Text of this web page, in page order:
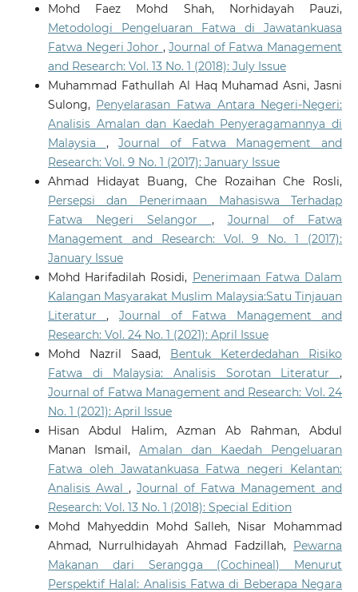
Mohd Faez Mohd Shah, Norhidayah Pauzi,
Metodologi Pengeluaran Fatwa di Jawatankuasa
Fatwa Negeri Johor ,Journal of Fatwa Management
and Research: Vol. 13 No. 1 (2018): July Issue
Muhammad Fathullah Al Haq Muhamad Asni, Jasni
Sulong, Penyelarasan Fatwa Antara Negeri-Negeri:
Analisis Amalan dan Kaedah Penyeragamannya di
Malaysia ,Journal of Fatwa Management and
Research: Vol. 9 No. 1 (2017): January Issue
Ahmad Hidayat Buang, Che Rozaihan Che Rosli,
Persepsi dan Penerimaan Mahasiswa Terhadap
Fatwa Negeri Selangor , Journal of Fatwa
Management and Research: Vol. 9 No. 1 (2017):
January Issue
Mohd Harifadilah Rosidi, Penerimaan Fatwa Dalam
Kalangan Masyarakat Muslim Malaysia:Satu Tinjauan
Literatur, Journal of Fatwa Management and
Research: Vol. 24 No. 1 (2021): April Issue
Mohd Nazril Saad, Bentuk Keterdedahan Risiko
Fatwa di Malaysia: Analisis Sorotan Literatur,
Journal of Fatwa Management and Research: Vol. 24
No. 1 (2021): April Issue
Hisan Abdul Halim, Azman Ab Rahman, Abdul
Manan Ismail, Amalan dan Kaedah Pengeluaran
Fatwa oleh Jawatankuasa Fatwa negeri Kelantan:
Analisis Awal ,Journal of Fatwa Management and
Research: Vol. 13 No. 1 (2018): Special Edition
Mohd Mahyeddin Mohd Salleh, Nisar Mohammad
Ahmad, Nurrulhidayah Ahmad Fadzillah, Pewarna
Makanan dari Serangga (Cochineal) Menurut
Perspektif Halal: Analisis Fatwa di Beberapa Negara